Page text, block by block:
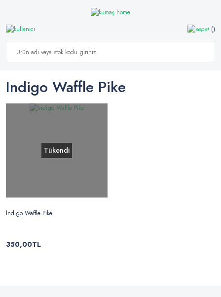
Indigo Waffle Pike
Tükendi
İndigo Waffle Pike
350,00TL